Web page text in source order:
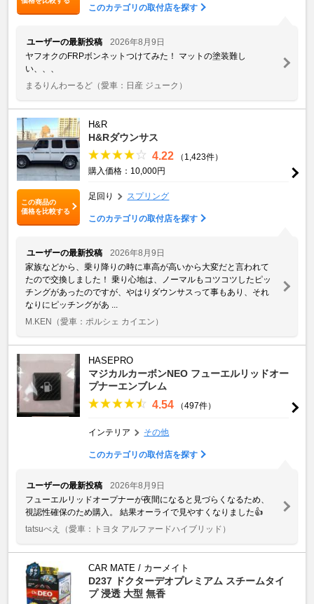
このカテゴリの取付店を探す
ユーザーの最新投稿
2026年8月9日
ヤフオクのFRPボンネットつけてみた！ マットの塗装難し
い、、、
まるりんわーるど （愛車：日産 ジューク）
この商品の
価格を比較する
H&R
H&Rダウンサス
4.22
（1,423件）
購入価格：10,000円
足回り スプリング
このカテゴリの取付店を探す
ユーザーの最新投稿
2026年8月9日
家族などから、乗り降りの時に車高が高いから大変だと言われて
たので交換しました！ 乗り心地は、ノーマルもコツコツしたピッ
チングがあったのですが、やはりダウンサスって事もあり、それ
なりにピッチングがあ ...
M.KEN （愛車：ポルシェ カイエン）
HASEPRO
マジカルカーボンNEO フューエルリッドオー
プナーエンブレム
4.54 （497件）
インテリア その他
このカテゴリの取付店を探す
ユーザーの最新投稿
2026年8月9日
フューエルリッドオープナーが夜間になると見づらくなるため、
視認性確保のため購入。 結果オーライで見やすくなりました👍
tatsuべえ
（愛車：トヨタ アルファードハイブリッド）
CAR MATE / カーメイト
D237 ドクターデオプレミアム スチームタイ
プ 浸透 大型 無香